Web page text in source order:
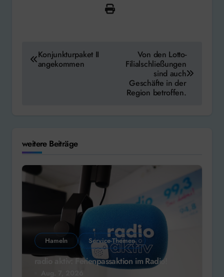
Konjunkturpaket II
angekommen
Von den Lotto-
Filialschließungen
sind auch
Geschäfte in der
Region betroffen.
weitere Beiträge
Hameln Service-Themen
radio aktiv: Ferienpassaktion im Radio!